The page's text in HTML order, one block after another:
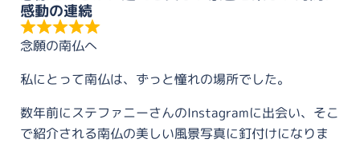
感動の連続
念願の南仏へ
私にとって南仏は、ずっと憧れの場所でした。
数年前にステファニーさんのInstagramに出会い、そこ
で紹介される南仏の美しい風景写真に釘付けになりま